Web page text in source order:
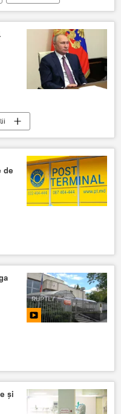
CEC
de vot
de
și